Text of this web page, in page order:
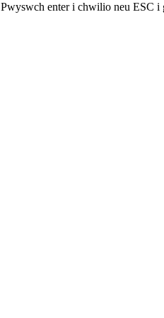
Pwyswch enter i chwilio neu ESC i